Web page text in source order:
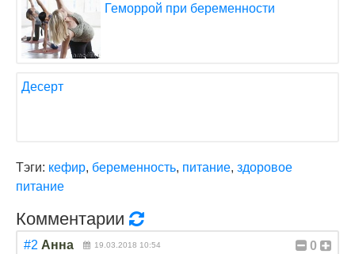
Геморрой при беременности
Десерт
Тэги: кефир, беременность, питание, здоровое
питание
Комментарии
0
#2 Анна 19.03.2018 10:54